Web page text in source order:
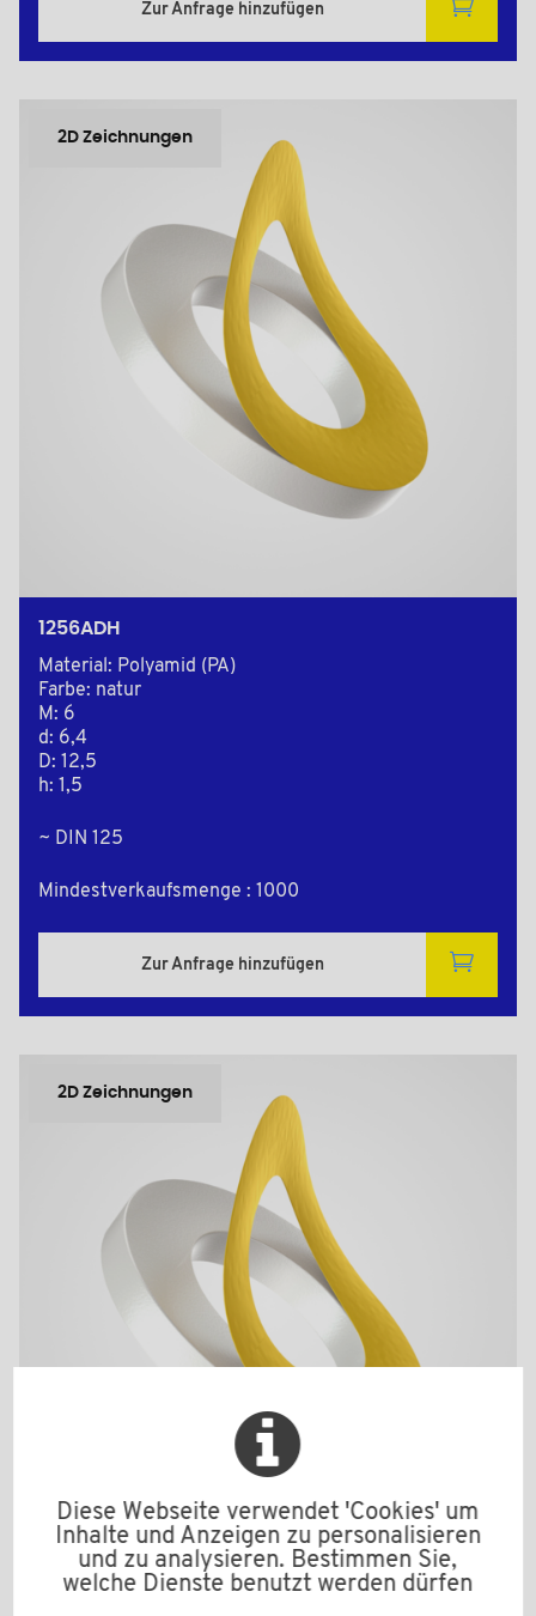
Zur Anfrage hinzufügen
2D Zeichnungen
1256ADH
Material: Polyamid (PA)
Farbe: natur
M: 6
d: 6,4
D: 12,5
h: 1,5
~ DIN 125
Mindestverkaufsmenge : 1000
Zur Anfrage hinzufügen
2D Zeichnungen
1258ADH
Diese Webseite verwendet 'Cookies' um
Inhalte und Anzeigen zu personalisieren
und zu analysieren. Bestimmen Sie,
welche Dienste benutzt werden dürfen